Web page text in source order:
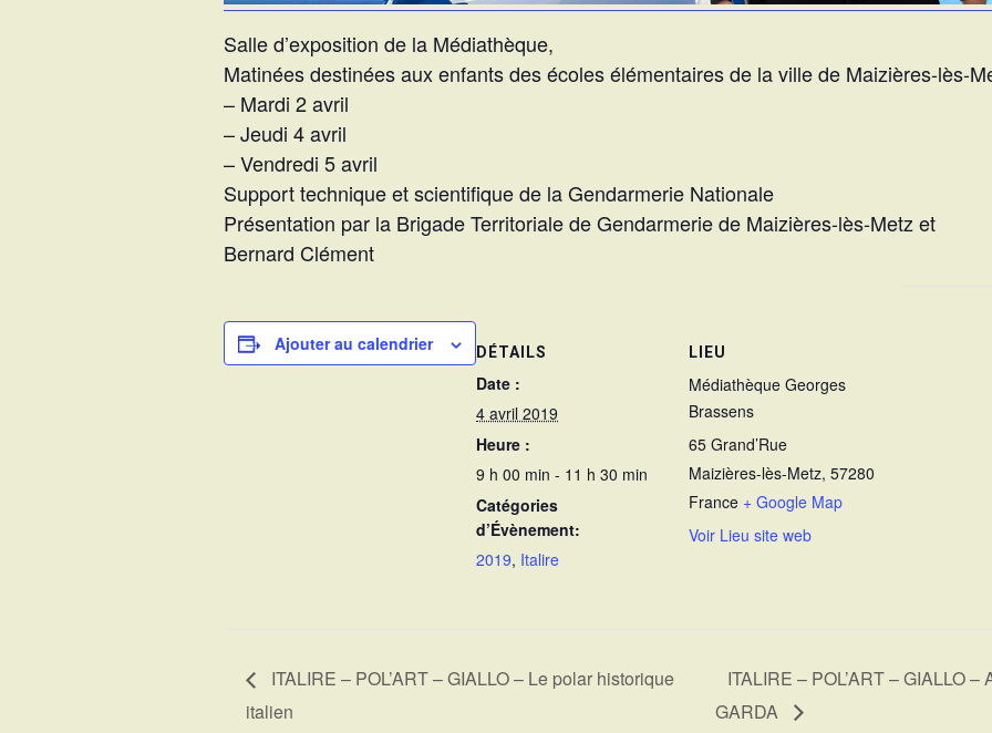
Salle d’exposition de la Médiathèque,
Matinées destinées aux enfants des écoles élémentaires de la ville de Maizières-lès-
– Mardi 2 avril
– Jeudi 4 avril
– Vendredi 5 avril
Support technique et scientifique de la Gendarmerie Nationale
Présentation par la Brigade Territoriale de Gendarmerie de Maizières-lès-Metz et
Bernard Clément
Ajouter au calendrier DÉTAILS
Date :
4 avril 2019
Heure :
9 h 00 min - 11 h 30 min
Catégories
d’Évènement:
2019, Italire
LIEU
Médiathèque Georges
Brassens
65 Grand’Rue
Maizières-lès-Metz, 57280
France + Google Map
Voir Lieu site web
ITALIRE – POL’ART – GIALLO – Le polar historique
italien
ITALIRE – POL’ART – GIALLO
GARDA